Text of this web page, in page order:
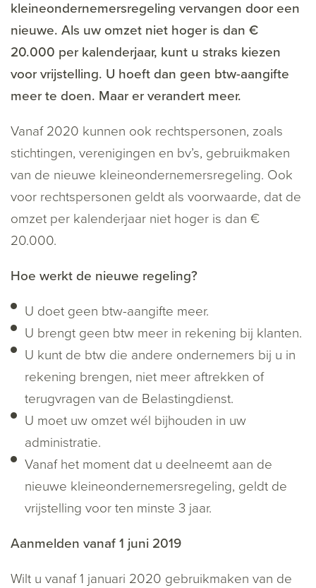
kleineondernemersregeling vervangen door een
nieuwe. Als uw omzet niet hoger is dan €
20.000 per kalenderjaar, kunt u straks kiezen
voor vrijstelling. U hoeft dan geen btw-aangifte
meer te doen. Maar er verandert meer.
Vanaf 2020 kunnen ook rechtspersonen, zoals
stichtingen, verenigingen en bv’s, gebruikmaken
van de nieuwe kleineondernemersregeling. Ook
voor rechtspersonen geldt als voorwaarde, dat de
omzet per kalenderjaar niet hoger is dan €
20.000.
Hoe werkt de nieuwe regeling?
U doet geen btw-aangifte meer.
U brengt geen btw meer in rekening bij klanten.
U kunt de btw die andere ondernemers bij u in
rekening brengen, niet meer aftrekken of
terugvragen van de Belastingdienst.
U moet uw omzet wél bijhouden in uw
administratie.
Vanaf het moment dat u deelneemt aan de
nieuwe kleineondernemersregeling, geldt de
vrijstelling voor ten minste 3 jaar.
Aanmelden vanaf 1 juni 2019
Wilt u vanaf 1 januari 2020 gebruikmaken van de